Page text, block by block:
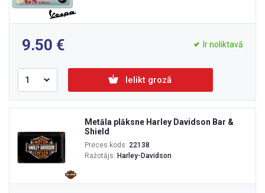
9.50 Ir noliktavā
Ielikt grozā
Metāla plāksne Harley Davidson Bar &
Shield
Preces kods: 22138
Ražotājs: Harley-Davidson